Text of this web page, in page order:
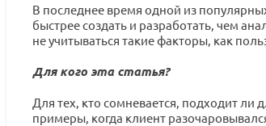
В последнее время одной из
быстрее создать и разработать, чем
не учитываться такие факторы, как
Для кого эта статья?
Для тех, кто сомневается, подходит ли
примеры, когда клиент